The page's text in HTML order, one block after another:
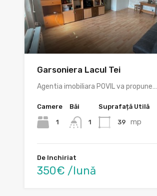
Garsoniera Lacul Tei
Agentia imobiliara POVIL va propune…
Camere
1
Băi
1
Suprafață Utilă
39 mp
De Inchiriat
350€ /lună